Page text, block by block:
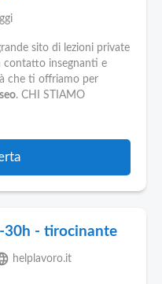
sito di lezioni private
contatto insegnanti e
che ti offriamo per
Iseo. CHI STIAMO
30h - tirocinante
helplavoro.it